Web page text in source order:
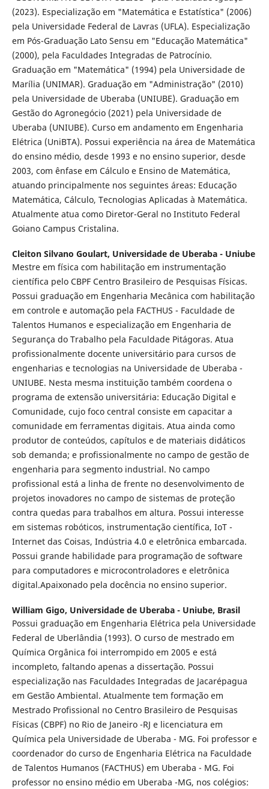
(2023). Especialização em "Matemática e Estatística" (2006)
pela Universidade Federal de Lavras (UFLA). Especialização
em Pós-Graduação Lato Sensu em "Educação Matemática"
(2000), pela Faculdades Integradas de Patrocínio.
Graduação em "Matemática" (1994) pela Universidade de
Marília (UNIMAR). Graduação em "Administração" (2010)
pela Universidade de Uberaba (UNIUBE). Graduação em
Gestão do Agronegócio (2021) pela Universidade de
Uberaba (UNIUBE). Curso em andamento em Engenharia
Elétrica (UniBTA). Possui experiência na área de Matemática
do ensino médio, desde 1993 e no ensino superior, desde
2003, com ênfase em Cálculo e Ensino de Matemática,
atuando principalmente nos seguintes áreas: Educação
Matemática, Cálculo, Tecnologias Aplicadas à Matemática.
Atualmente atua como Diretor-Geral no Instituto Federal
Goiano Campus Cristalina.
Cleiton Silvano Goulart, Universidade de Uberaba - Uniube
Mestre em física com habilitação em instrumentação
científica pelo CBPF Centro Brasileiro de Pesquisas Físicas.
Possui graduação em Engenharia Mecânica com habilitação
em controle e automação pela FACTHUS - Faculdade de
Talentos Humanos e especialização em Engenharia de
Segurança do Trabalho pela Faculdade Pitágoras. Atua
profissionalmente docente universitário para cursos de
engenharias e tecnologias na Universidade de Uberaba -
UNIUBE. Nesta mesma instituição também coordena o
programa de extensão universitária: Educação Digital e
Comunidade, cujo foco central consiste em capacitar a
comunidade em ferramentas digitais. Atua ainda como
produtor de conteúdos, capítulos e de materiais didáticos
sob demanda; e profissionalmente no campo de gestão de
engenharia para segmento industrial. No campo
profissional está a linha de frente no desenvolvimento de
projetos inovadores no campo de sistemas de proteção
contra quedas para trabalhos em altura. Possui interesse
em sistemas robóticos, instrumentação científica, IoT -
Internet das Coisas, Indústria 4.0 e eletrônica embarcada.
Possui grande habilidade para programação de software
para computadores e microcontroladores e eletrônica
digital.Apaixonado pela docência no ensino superior.
William Gigo, Universidade de Uberaba - Uniube, Brasil
Possui graduação em Engenharia Elétrica pela Universidade
Federal de Uberlândia (1993). O curso de mestrado em
Química Orgânica foi interrompido em 2005 e está
incompleto, faltando apenas a dissertação. Possui
especialização nas Faculdades Integradas de Jacarépagua
em Gestão Ambiental. Atualmente tem formação em
Mestrado Profissional no Centro Brasileiro de Pesquisas
Físicas (CBPF) no Rio de Janeiro -RJ e licenciatura em
Química pela Universidade de Uberaba - MG. Foi professor e
coordenador do curso de Engenharia Elétrica na Faculdade
de Talentos Humanos (FACTHUS) em Uberaba - MG. Foi
professor no ensino médio em Uberaba -MG, nos colégios: